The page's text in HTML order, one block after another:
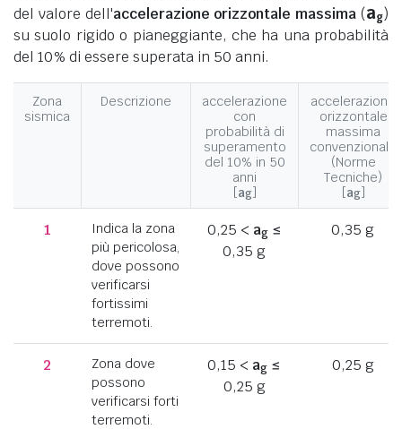
del valore dell'accelerazione orizzontale massima (ag)
su suolo rigido o pianeggiante, che ha una probabilità
del 10% di essere superata in 50 anni.
Zona
sismica
Descrizione
accelerazione
con
probabilità di
superamento
del 10% in 50
anni
[ag]
accelerazione
orizzontale
massima
convenzionale
(Norme
Tecniche)
[ag]
1
Indica la zona
più pericolosa,
dove possono
verificarsi
fortissimi
terremoti.
0,25 < ag≤
0,35 g
0,35 g
2
Zona dove
possono
verificarsi forti
terremoti.
0,15 < ag ≤
0,25 g
0,25 g